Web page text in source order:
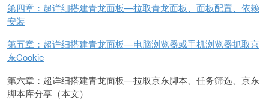
第四章：超详细搭建青龙面板—拉取青龙面板、面板配置、依赖
安装
第五章：超详细搭建青龙面板—电脑浏览器或手机浏览器抓取京
东Cookie
第六章：超详细搭建青龙面板—拉取京东脚本、任务筛选、京东
脚本库分享（本文）